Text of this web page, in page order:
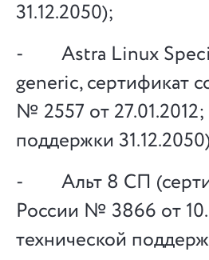
31.12.2050);
- Astra Linux
generic, сертификат
№ 2557 от
поддержки
- Альт 8 СП
России № 3866 от
технической